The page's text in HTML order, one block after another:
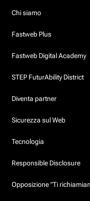
Chi siamo
Fastweb Plus
Fastweb Digital Academy
STEP FuturAbility District
Diventa partner
Sicurezza sul Web
Tecnologia
Responsible Disclosure
Opposizione "Ti